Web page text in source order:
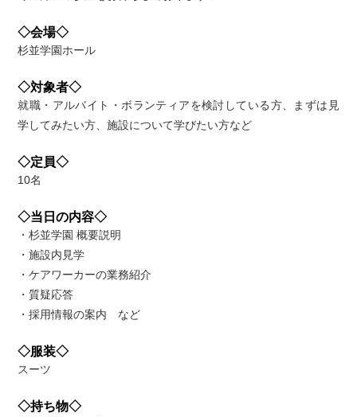
◇会場◇
杉並学園ホール
◇対象者◇
就職・アルバイト・ボランティアを検討している方、まずは見
学してみたい方、施設について学びたい方など
◇定員◇
10名
◇当日の内容◇
・杉並学園 概要説明
・施設内見学
・ケアワーカーの業務紹介
・質疑応答
・採用情報の案内 など
◇服装◇
スーツ
◇持ち物◇